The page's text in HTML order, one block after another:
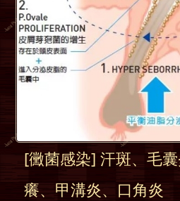
[黴菌感染] 汗斑、毛
癢、甲溝炎、口角炎